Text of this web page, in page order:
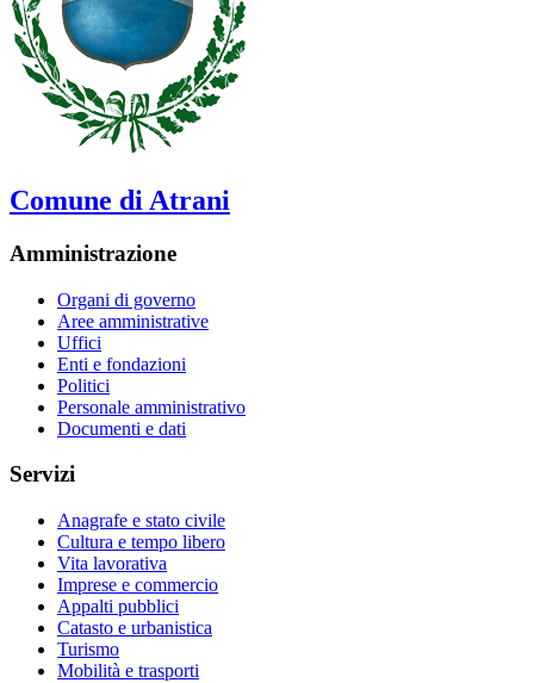
Comune di Atrani
Amministrazione
Organi di governo
Aree amministrative
Uffici
Enti e fondazioni
Politici
Personale amministrativo
Documenti e dati
Servizi
Anagrafe e stato civile
Cultura e tempo libero
Vita lavorativa
Imprese e commercio
Appalti pubblici
Catasto e urbanistica
Turismo
Mobilità e trasporti